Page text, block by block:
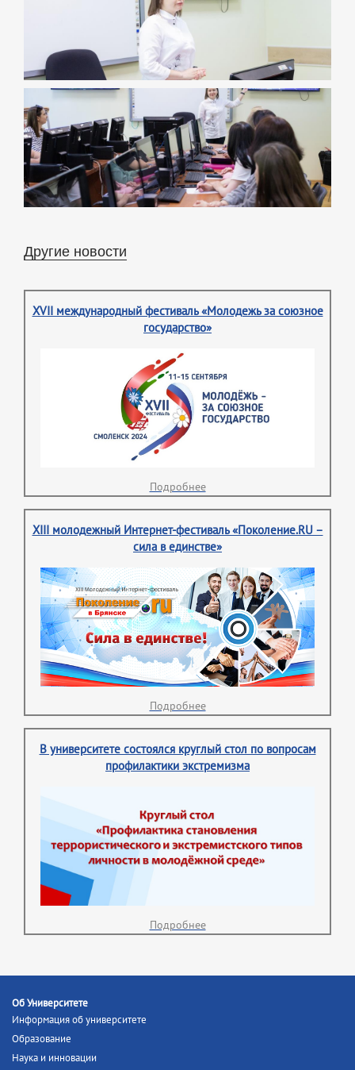
Другие новости
XVII международный фестиваль «Молодежь за союзное
государство»
Подробнее
XIII молодежный Интернет-фестиваль «Поколение.RU –
сила в единстве»
Подробнее
В университете состоялся круглый стол по вопросам
профилактики экстремизма
Подробнее
Об Университете
Информация об университете
Образование
Наука и инновации